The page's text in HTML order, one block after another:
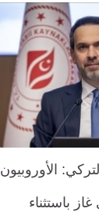
الأوروبيون
باستثناء